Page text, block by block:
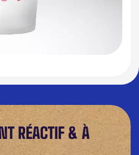
RÉACTIF & À